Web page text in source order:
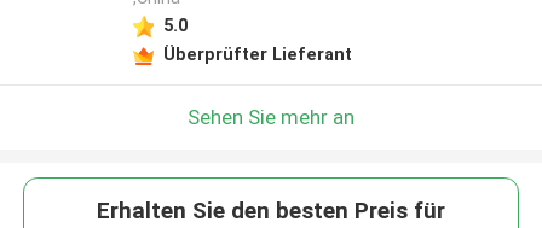
5.0
Überprüfter Lieferant
Sehen Sie mehr an
Erhalten Sie den besten Preis für